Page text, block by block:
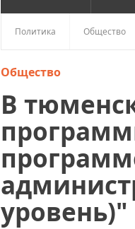
Политика Общество
Общество
В
уровень)"